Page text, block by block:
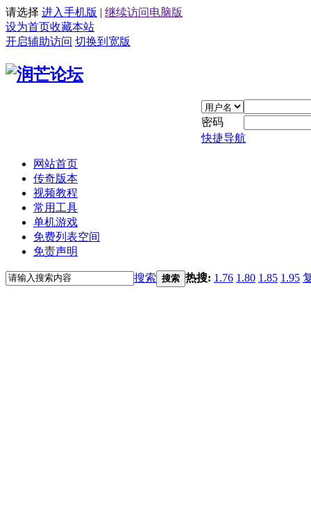
请选择 进入手机版 | 继续访问电脑版
设为首页收藏本站
开启辅助访问 切换到宽版
密码
快捷导航
网站首页
传奇版本
视频教程
常用工具
单机游戏
免费列表空间
免责声明
搜索 搜索 热搜: 1.76 1.80 1.85 1.95